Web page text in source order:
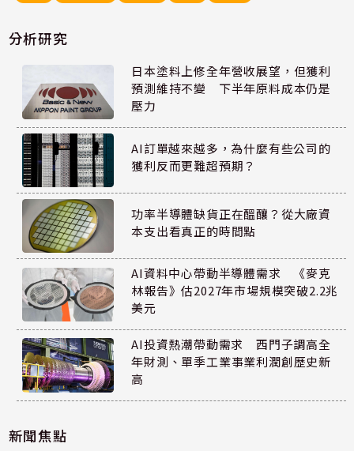
分析研究
日本塗料上修全年營收展望，但獲利
預測維持不變 下半年原料成本仍是
壓力
AI訂單越來越多，為什麼有些公司的
獲利反而更難超預期？
功率半導體缺貨正在醞釀？從大廠資
本支出看真正的時間點
AI資料中心帶動半導體需求 《麥克
林報告》估2027年市場規模突破2.2兆
美元
AI投資熱潮帶動需求 西門子調高全
年財測、單季工業事業利潤創歷史新
高
新聞焦點